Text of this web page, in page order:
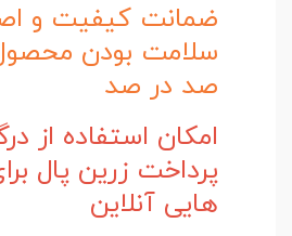
ضمانت کیفیت و
سلامت بودن
صد در صد
امکان استفاده از
پرداخت زرین پال
هایی آنلاین